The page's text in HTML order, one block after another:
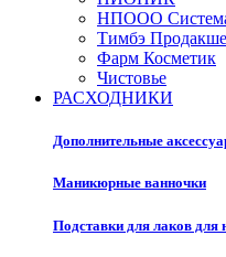
НПООО
Тимбэ
Фарм Косметик
Чистовье
РАСХОДНИКИ
Дополнительные
Маникюрные ванночки
Подставки для лаков для